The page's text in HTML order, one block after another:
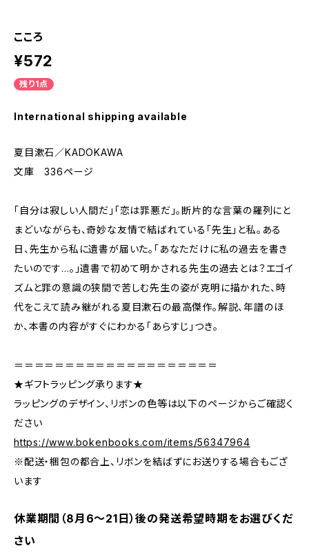
こころ
¥572
残り1点
International shipping available
夏目漱石／KADOKAWA
文庫 336ページ
「自分は寂しい人間だ」「恋は罪悪だ」。断片的な言葉の羅列にと
まどいながらも、奇妙な友情で結ばれている「先生」と私。ある
日、先生から私に遺書が届いた。「あなただけに私の過去を書き
たいのです…。」遺書で初めて明かされる先生の過去とは？エゴイ
ズムと罪の意識の狭間で苦しむ先生の姿が克明に描かれた、時
代をこえて読み継がれる夏目漱石の最高傑作。解説、年譜のほ
か、本書の内容がすぐにわかる「あらすじ」つき。
＝＝＝＝＝＝＝＝＝＝＝＝＝＝＝＝＝＝＝＝
★ギフトラッピング承ります★
ラッピングのデザイン、リボンの色等は以下のページからご確認く
ださい
https://www.bokenbooks.com/items/56347964
※配送・梱包の都合上、リボンを結ばずにお送りする場合もござ
います
休業期間（8月6〜21日）後の発送希望時期をお選びくだ
さい